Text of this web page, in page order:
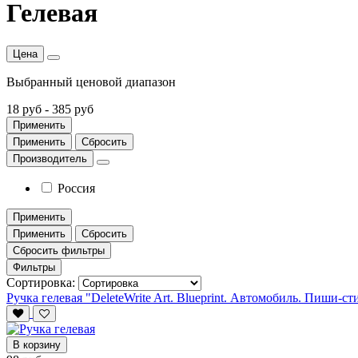
Гелевая
Цена
Выбранный ценовой диапазон
18 руб - 385 руб
Применить
Применить
Сбросить
Производитель
Россия
Применить
Применить
Сбросить
Сбросить фильтры
Фильтры
Сортировка:
Ручка гелевая "DeleteWrite Art. Blueprint. Автомобиль. Пиши-
В корзину